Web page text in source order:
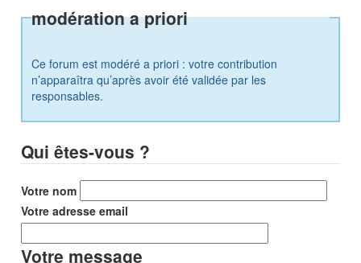
modération a priori
Ce forum est modéré a priori : votre contribution
n’apparaîtra qu’après avoir été validée par les
responsables.
Qui êtes-vous ?
Votre nom
Votre adresse email
Votre message